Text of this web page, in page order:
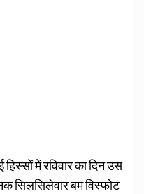
में रविवार का दिन उस
सिलसिलेवार बम विस्फोट